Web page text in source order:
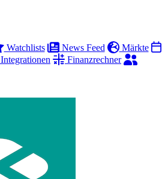
Watchlists News Feed
Märkte
Integrationen
Finanzrechner